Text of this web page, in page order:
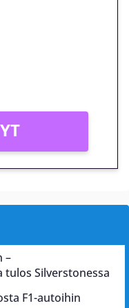
–
tulos Silverstonessa
F1-autoihin